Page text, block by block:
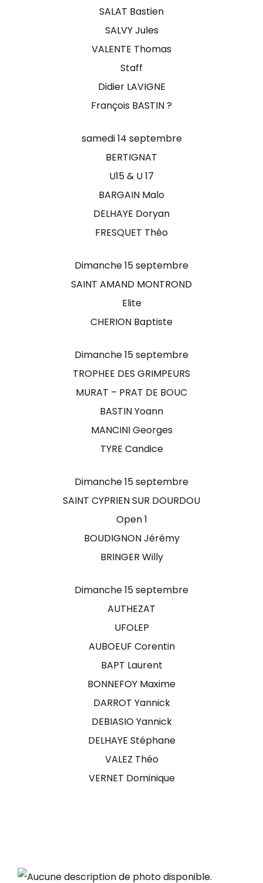
SALAT Bastien
SALVY Jules
VALENTE Thomas
Staff
Didier LAVIGNE
François BASTIN ?
samedi 14 septembre
BERTIGNAT
U15 & U 17
BARGAIN Malo
DELHAYE Doryan
FRESQUET Théo
Dimanche 15 septembre
SAINT AMAND MONTROND
Elite
CHERION Baptiste
Dimanche 15 septembre
TROPHEE DES GRIMPEURS
MURAT – PRAT DE BOUC
BASTIN Yoann
MANCINI Georges
TYRE Candice
Dimanche 15 septembre
SAINT CYPRIEN SUR DOURDOU
Open 1
BOUDIGNON Jérémy
BRINGER Willy
Dimanche 15 septembre
AUTHEZAT
UFOLEP
AUBOEUF Corentin
BAPT Laurent
BONNEFOY Maxime
DARROT Yannick
DEBIASIO Yannick
DELHAYE Stéphane
VALEZ Théo
VERNET Dominique